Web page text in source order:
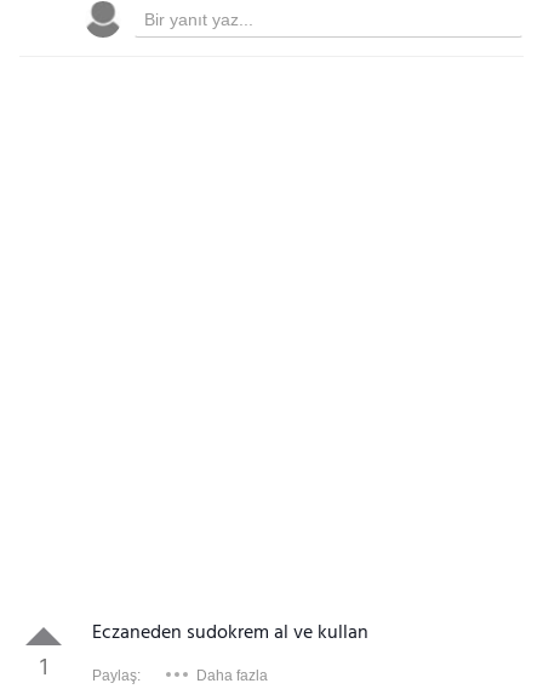
1
Eczaneden sudokrem al ve kullan
Paylaş: Daha fazla